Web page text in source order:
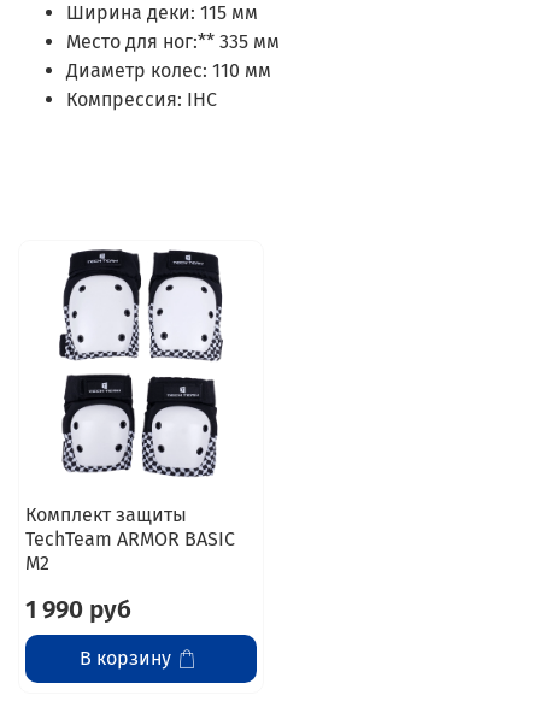
Ширина деки: 115 мм
Место для ног:** 335 мм
Диаметр колес: 110 мм
Компрессия: IHC
Комплект защиты
TechTeam ARMOR BASIC
M2
1 990 руб
В корзину